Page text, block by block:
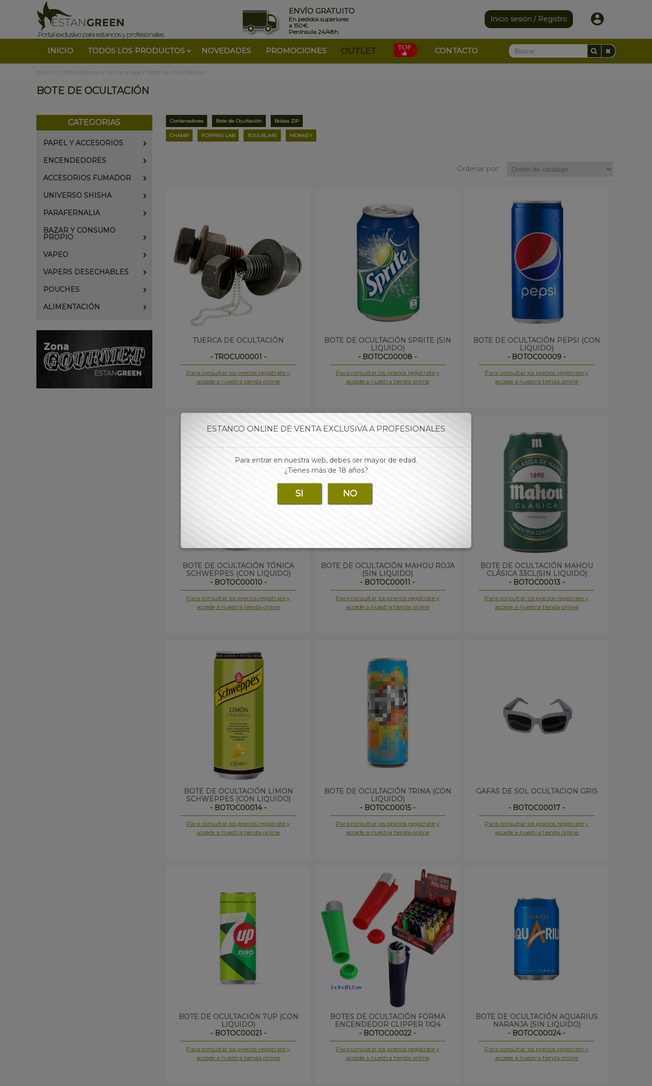
ENVÍO GRATUITO
En pedidos superiores
a 150€.
Península 24/48h.
Inicio sesión / Registro
INICIO TODOS LOS PRODUCTOS NOVEDADES PROMOCIONES OUTLET CONTACTO
Inicio Contenedores y Almacenaje Bote de Ocultación
BOTE DE OCULTACIÓN
CATEGORIAS
PAPEL Y ACCESORIOS
ENCENDEDORES
ACCESORIOS FUMADOR
UNIVERSO SHISHA
PARAFERNALIA
BAZAR Y CONSUMO
PROPIO
VAPEO
VAPERS DESECHABLES
POUCHES
ALIMENTACIÓN
Contenedores Bote de Ocultación Bolsas ZIP
CHAMP POPPINS LAB SOULBLIME MONKEY
Ordenar por:
TUERCA DE OCULTACIÓN
- TROCU00001 -
Para consultar los precios regístrate y
accede a nuestra tienda online
BOTE DE OCULTACIÓN SPRITE (SIN
LIQUIDO)
- BOTOC00008 -
Para consultar los precios regístrate y
accede a nuestra tienda online
BOTE DE OCULTACIÓN PEPSI (CON
LIQUIDO)
- BOTOC00009 -
Para consultar los precios regístrate y
accede a nuestra tienda online
BOTE DE OCULTACIÓN TÓNICA
SCHWEPPES (CON LIQUIDO)
- BOTOC00010 -
Para consultar los precios regístrate y
accede a nuestra tienda online
BOTE DE OCULTACIÓN MAHOU ROJA
(SIN LIQUIDO)
- BOTOC00011 -
Para consultar los precios regístrate y
accede a nuestra tienda online
BOTE DE OCULTACIÓN MAHOU
CLÁSICA 33CL(SIN LIQUIDO)
- BOTOC00013 -
Para consultar los precios regístrate y
accede a nuestra tienda online
BOTE DE OCULTACIÓN LIMON
SCHWEPPES (CON LIQUIDO)
- BOTOC00014 -
Para consultar los precios regístrate y
accede a nuestra tienda online
BOTE DE OCULTACIÓN TRINA (CON
LIQUIDO)
- BOTOC00015 -
Para consultar los precios regístrate y
accede a nuestra tienda online
GAFAS DE SOL OCULTACION GRIS
- BOTOC00017 -
Para consultar los precios regístrate y
accede a nuestra tienda online
BOTE DE OCULTACIÓN 7UP (CON
LIQUIDO)
- BOTOC00021 -
Para consultar los precios regístrate y
accede a nuestra tienda online
BOTES DE OCULTACIÓN FORMA
ENCENDEDOR CLIPPER 1X24
- BOTOC00022 -
Para consultar los precios regístrate y
accede a nuestra tienda online
BOTE DE OCULTACIÓN AQUARIUS
NARANJA (SIN LIQUIDO)
- BOTOC00024 -
Para consultar los precios regístrate y
accede a nuestra tienda online
ESTANCO ONLINE DE VENTA EXCLUSIVA A PROFESIONALES
Para entrar en nuestra web, debes ser mayor de edad.
¿Tienes más de 18 años?
SI NO